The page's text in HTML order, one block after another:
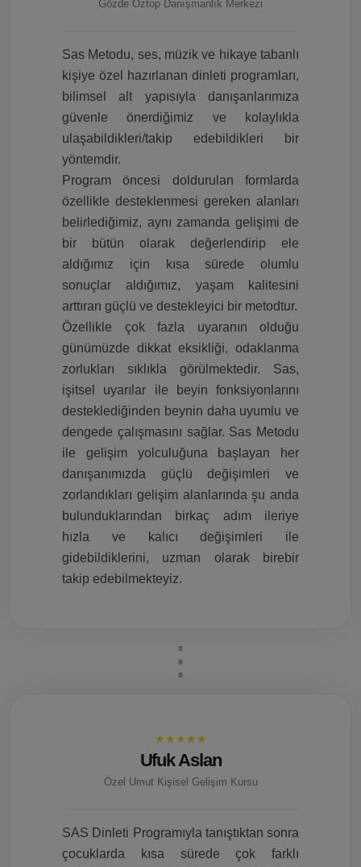
Gözde Öztop Danışmanlık Merkezi
Sas Metodu, ses, müzik ve hikaye tabanlı
kişiye özel hazırlanan dinleti programları,
bilimsel alt yapısıyla danışanlarımıza
güvenle önerdiğimiz ve kolaylıkla
ulaşabildikleri/takip edebildikleri bir
yöntemdir.
Program öncesi doldurulan formlarda
özellikle desteklenmesi gereken alanları
belirlediğimiz, aynı zamanda gelişimi de
bir bütün olarak değerlendirip ele
aldığımız için kısa sürede olumlu
sonuçlar aldığımız, yaşam kalitesini
arttıran güçlü ve destekleyici bir metodtur.
Özellikle çok fazla uyaranın olduğu
günümüzde dikkat eksikliği, odaklanma
zorlukları sıklıkla görülmektedir. Sas,
işitsel uyarılar ile beyin fonksiyonlarını
desteklediğinden beynin daha uyumlu ve
dengede çalışmasını sağlar. Sas Metodu
ile gelişim yolculuğuna başlayan her
danışanımızda güçlü değişimleri ve
zorlandıkları gelişim alanlarında şu anda
bulunduklarından birkaç adım ileriye
hızla ve kalıcı değişimleri ile
gidebildiklerini, uzman olarak birebir
takip edebilmekteyiz.
★★★★★
Ufuk Aslan
Özel Umut Kişisel Gelişim Kursu
SAS Dinleti Programıyla tanıştıktan sonra
çocuklarda kısa sürede çok farklı